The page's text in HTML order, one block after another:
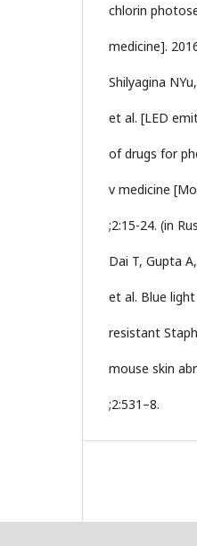
chlorin
medicine].
Shilyagina
et al. [LED
of drugs for
v medicine
;2:15-24. (in
Dai T, Gupta
et al. Blue
resistant
mouse skin
;2:531–8.